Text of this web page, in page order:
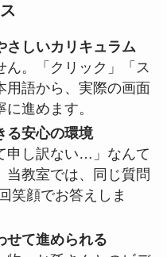
さしいカリキュラム
ん。「クリック」「ス
用語から、実際の画面
進めます。
る安心の環境
申し訳ない…」なんて
当教室では、同じ質問
笑顔でお答えしま
せて進められる